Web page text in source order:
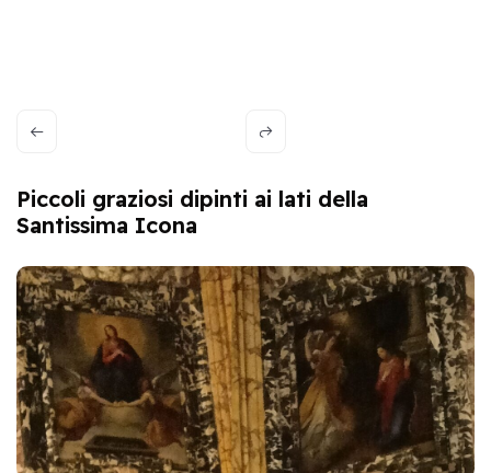
Piccoli graziosi dipinti ai lati della
Santissima Icona